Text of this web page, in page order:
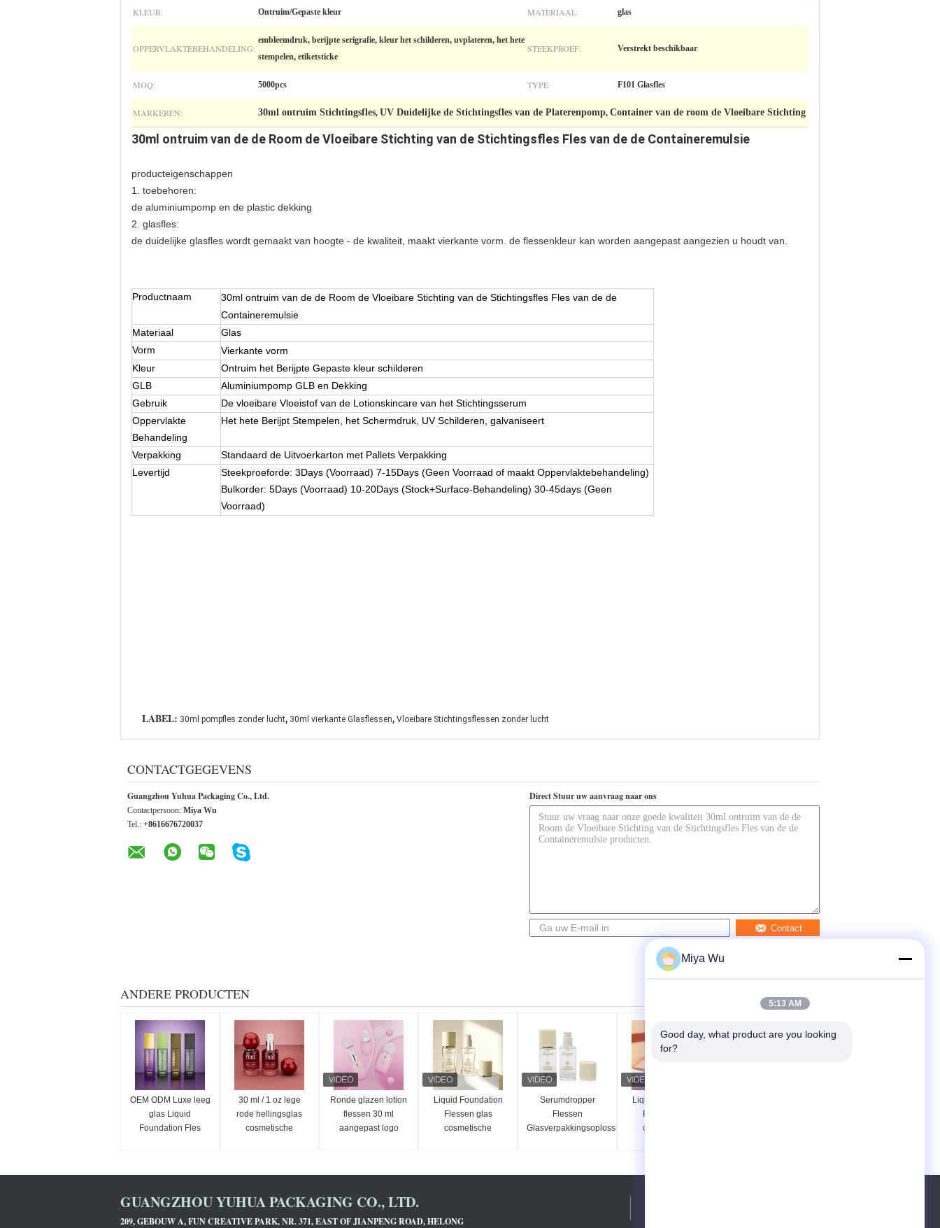
KLEUR: Ontruim/Gepaste kleur MATERIAAL: glas
OPPERVLAKTEBEHANDELING:
embleemdruk, berijpte serigrafie, kleur het schilderen, uvplateren, het hete
stempelen, etiketsticke
STEEKPROEF: Verstrekt beschikbaar
MOQ: 5000pcs TYPE: F101 Glasfles
MARKEREN: 30ml ontruim Stichtingsfles, UV Duidelijke de Stichtingsfles van de Platerenpomp, Container van de room de Vloeibare Stichting
30ml ontruim van de de Room de Vloeibare Stichting van de Stichtingsfles Fles van de de Containeremulsie
producteigenschappen
1. toebehoren:
de aluminiumpomp en de plastic dekking
2. glasfles:
de duidelijke glasfles wordt gemaakt van hoogte - de kwaliteit, maakt vierkante vorm. de flessenkleur kan worden aangepast aangezien u houdt van.
Productnaam
30ml ontruim van de de Room de Vloeibare Stichting van de Stichtingsfles Fles van de de
Containeremulsie
Materiaal
Glas
Vorm
Vierkante vorm
Kleur
Ontruim het Berijpte Gepaste kleur schilderen
GLB
Aluminiumpomp GLB en Dekking
Gebruik
De vloeibare Vloeistof van de Lotionskincare van het Stichtingsserum
Oppervlakte
Behandeling
Het hete Berijpt Stempelen, het Schermdruk, UV Schilderen, galvaniseert
Verpakking
Standaard de Uitvoerkarton met Pallets Verpakking
Levertijd
Steekproeforde: 3Days (Voorraad) 7-15Days (Geen Voorraad of maakt Oppervlaktebehandeling)
Bulkorder: 5Days (Voorraad) 10-20Days (Stock+Surface-Behandeling) 30-45days (Geen
Voorraad)
LABEL: 30ml pompfles zonder lucht, 30ml vierkante Glasflessen, Vloeibare Stichtingsflessen zonder lucht
CONTACTGEGEVENS
Guangzhou Yuhua Packaging Co., Ltd.
Contactpersoon: Miya Wu
Tel.: +8616676720037
Direct Stuur uw aanvraag naar ons
Contact
ANDERE PRODUCTEN
OEM ODM Luxe leeg
glas Liquid
Foundation Fles
30 ml / 1 oz lege
rode hellingsglas
cosmetische
verpakking voor
Ronde glazen lotion
flessen 30 ml
aangepast logo
Liquid Foundation
Flessen glas
cosmetische
Serumdropper
Flessen
Glasverpakkingsoplossingen
Liquid Foundation
Flessen glas
cosmetische
duurzaam luchtdicht
GUANGZHOU YUHUA PACKAGING CO., LTD.
209, GEBOUW A, FUN CREATIVE PARK, NR. 371, EAST OF JIANPENG ROAD, HELONG
Miya Wu
5:13 AM
Good day, what product are you looking
for?